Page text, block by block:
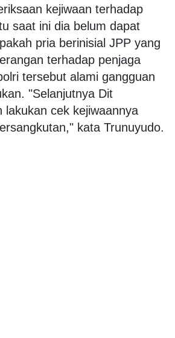
kejiwaan terhadap
saat ini dia belum dapat
pria berinisial JPP yang
terhadap penjaga
tersebut alami gangguan
"Selanjutnya Dit
lakukan cek kejiwaannya
kata Trunuyudo.